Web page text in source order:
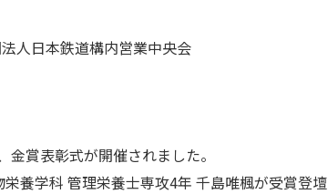
人日本鉄道構内営業中央会
賞表彰式が開催されました。
養学科 管理栄養士専攻4年 千島唯楓が受賞登壇